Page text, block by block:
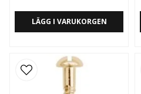
LÄGG I VARUKORGEN